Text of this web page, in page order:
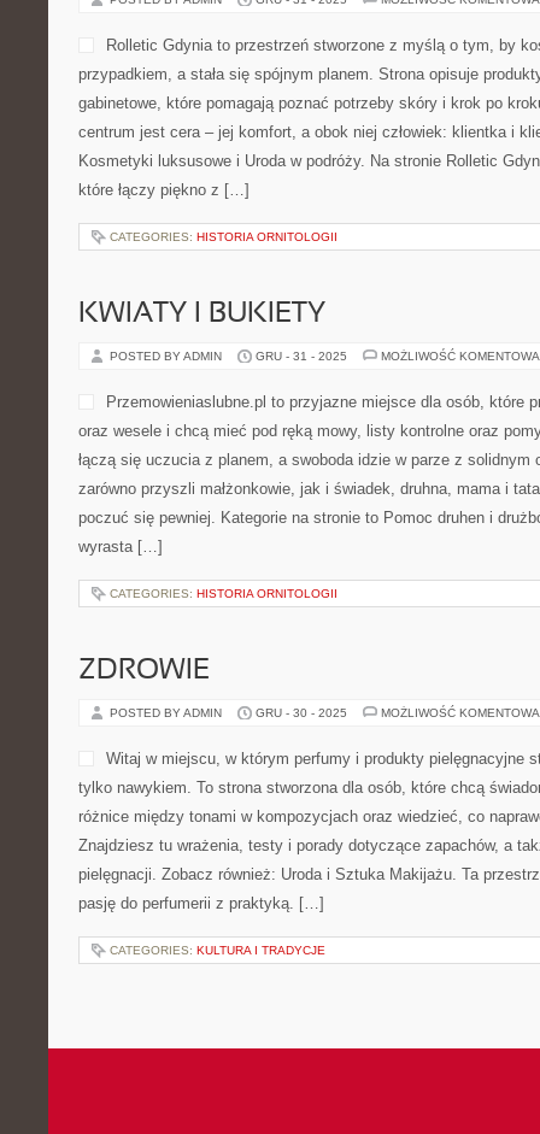
Rolletic Gdynia to przestrzeń stworzone z myślą o tym, by
przypadkiem, a stała się spójnym planem. Strona opisuje
gabinetowe, które pomagają poznać potrzeby skóry i krok po
centrum jest cera – jej komfort, a obok niej człowiek: klientka i
Kosmetyki luksusowe i Uroda w podróży. Na stronie Rolletic
które łączy piękno z […]
CATEGORIES: HISTORIA ORNITOLOGII
KWIATY I BUKIETY
POSTED BY ADMIN GRU - 31 - 2025 MOŻLIWOŚĆ
Przemowieniaslubne.pl to przyjazne miejsce dla osób, które
oraz wesele i chcą mieć pod ręką mowy, listy kontrolne oraz
łączą się uczucia z planem, a swoboda idzie w parze z solidnym
zarówno przyszli małżonkowie, jak i świadek, druhna, mama i
poczuć się pewniej. Kategorie na stronie to Pomoc druhen i
wyrasta […]
CATEGORIES: HISTORIA ORNITOLOGII
ZDROWIE
POSTED BY ADMIN GRU - 30 - 2025 MOŻLIWOŚĆ
Witaj w miejscu, w którym perfumy i produkty pielęgnacyjne
tylko nawykiem. To strona stworzona dla osób, które chcą
różnice między tonami w kompozycjach oraz wiedzieć, co
Znajdziesz tu wrażenia, testy i porady dotyczące zapachów, a
pielęgnacji. Zobacz również: Uroda i Sztuka Makijażu. Ta
pasję do perfumerii z praktyką. […]
CATEGORIES: KULTURA I TRADYCJE